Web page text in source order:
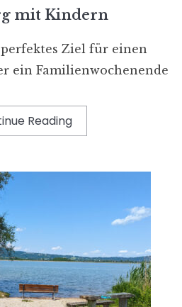
mit Kindern
Ziel für einen
ein Familienwochenende
Reading